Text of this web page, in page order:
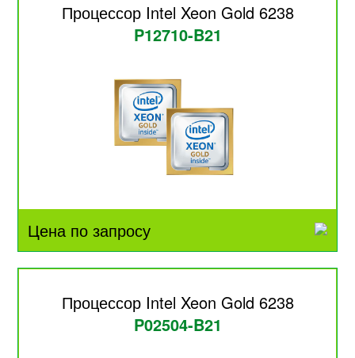
Процессор Intel Xeon Gold 6238
P12710-B21
Цена по запросу
Процессор Intel Xeon Gold 6238
P02504-B21